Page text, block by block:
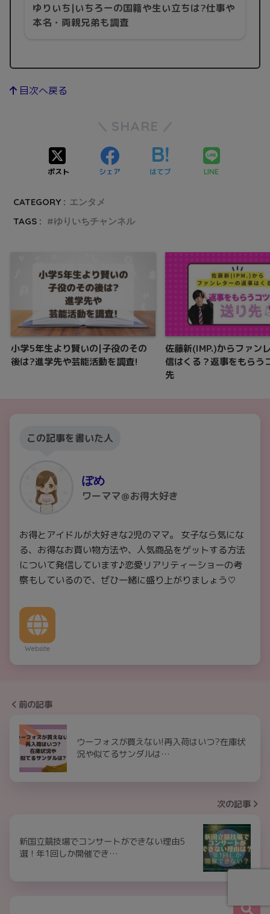
ゆりいち|いちろーの国籍や生い立ちは?仕事や
本名・両親兄弟も調査
目次へ戻る
SHARE
ポスト シェア はてブ LINE
CATEGORY : エンタメ
TAGS :
ゆりいちチャンネル
小学5年生より賢いの|子役のその
後は?進学先や芸能活動を調査!
佐藤新(IMP.)からファン
信はくる？返事をもらう
先
この記事を書いた人
ぽめ
ワーママ＠お得大好き
お得とアイドルが大好きな2児のママ。 女子なら気にな
る、お得なお買い物方法や、人気商品をゲットする方法
について発信しています♪恋愛リアリティーショーの考
察もしているので、ぜひ一緒に盛り上がりましょう♡
Website
前の記事
ウーフォスが買えない!再入荷はいつ?在庫状
況や似てるサンダルは…
次の記事
新国立競技場でコンサートができない理由5
選！年1回しか開催でき…